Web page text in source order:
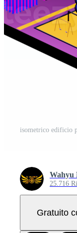
isometrico edificio
Wahyu
25.716
Gratuito